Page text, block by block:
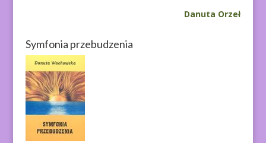
v
:
Danuta Orzeł
Symfonia przebudzenia